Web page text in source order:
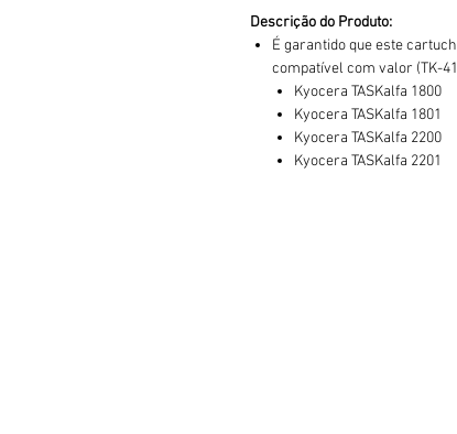
Descrição do Produto:
É garantido que este
compatível com valor (TK-
Kyocera TASKalfa 1800
Kyocera TASKalfa 1801
Kyocera TASKalfa 2200
Kyocera TASKalfa 2201